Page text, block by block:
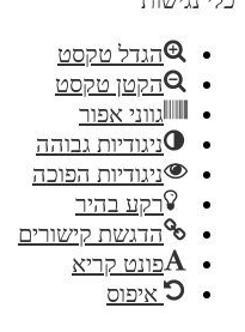
הגדל טקסט
הקטן טקסט
גווני אפור
ניגודיות גבוהה
ניגודיות הפוכה
רקע בהיר
הדגשת קישורים
פונט קריא
איפוס